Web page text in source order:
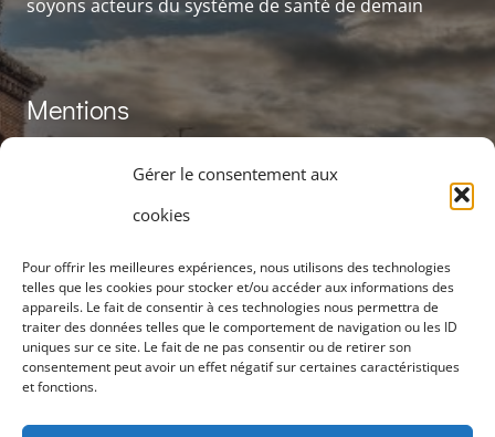
Gérer le consentement aux
cookies
Pour offrir les meilleures expériences, nous utilisons des technologies
telles que les cookies pour stocker et/ou accéder aux informations des
appareils. Le fait de consentir à ces technologies nous permettra de
traiter des données telles que le comportement de navigation ou les ID
uniques sur ce site. Le fait de ne pas consentir ou de retirer son
consentement peut avoir un effet négatif sur certaines caractéristiques
et fonctions.
soyons acteurs du système de santé de demain
Mentions
Mentions légales
Politiques de confidentialités
Contacts
contact@cpts-grand-amiens.fr